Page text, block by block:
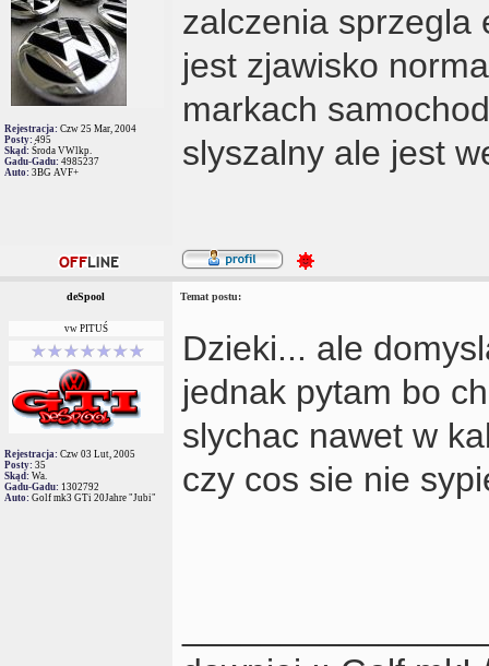
Rejestracja: Czw 25 Mar, 2004
Posty: 495
Skąd: Środa VWlkp.
Gadu-Gadu: 4985237
Auto: 3BG AVF+
zalczenia sprzegla
jest zjawisko
markach
slyszalny ale jest
deSpool Temat postu:
vw PITUŚ
Rejestracja: Czw 03 Lut, 2005
Posty: 35
Skąd: Wa.
Gadu-Gadu: 1302792
Auto: Golf mk3 GTi 20Jahre "Jubi"
Dzieki... ale
jednak pytam bo
slychac nawet w
czy cos sie nie